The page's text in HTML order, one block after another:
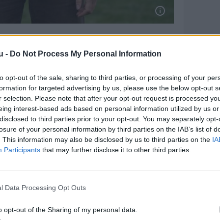
- Do Not Process My Personal Information
opt-out of the sale, sharing to third parties, or processing of your
for targeted advertising by us, please use the below opt-out
selection. Please note that after your opt-out request is processed
interest-based ads based on personal information utilized by us
to third parties prior to your opt-out. You may separately
of your personal information by third parties on the IAB’s list of
This information may also be disclosed by us to third parties on the
Participants that may further disclose it to other third parties.
Data Processing Opt Outs
opt-out of the Sharing of my personal data.
mødtes i Klitmøller, da de alle boede
Morten så meget mere, som vi har
med bandet. Men Simon spillede da på
boede her, siger Martin med et smil på
og synes, ligesom os, at den er fed.
og vi synes alle sammen, at det er